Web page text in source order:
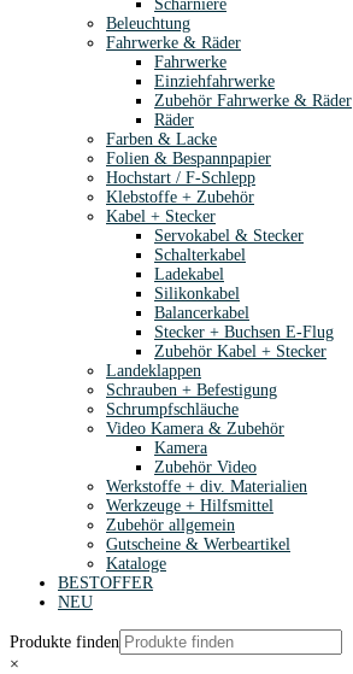
Scharniere
Beleuchtung
Fahrwerke & Räder
Fahrwerke
Einziehfahrwerke
Zubehör Fahrwerke & Räder
Räder
Farben & Lacke
Folien & Bespannpapier
Hochstart / F-Schlepp
Klebstoffe + Zubehör
Kabel + Stecker
Servokabel & Stecker
Schalterkabel
Ladekabel
Silikonkabel
Balancerkabel
Stecker + Buchsen E-Flug
Zubehör Kabel + Stecker
Landeklappen
Schrauben + Befestigung
Schrumpfschläuche
Video Kamera & Zubehör
Kamera
Zubehör Video
Werkstoffe + div. Materialien
Werkzeuge + Hilfsmittel
Zubehör allgemein
Gutscheine & Werbeartikel
Kataloge
BESTOFFER
NEU
Produkte finden
×